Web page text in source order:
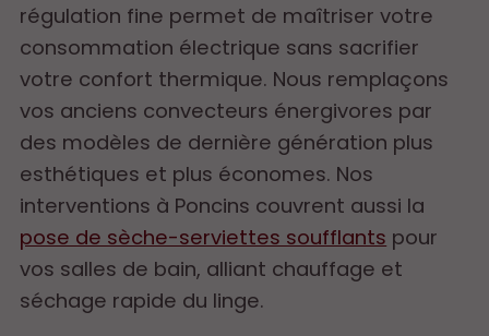
régulation fine permet de maîtriser votre
consommation électrique sans sacrifier
votre confort thermique. Nous remplaçons
vos anciens convecteurs énergivores par
des modèles de dernière génération plus
esthétiques et plus économes. Nos
interventions à Poncins couvrent aussi la
pose de sèche-serviettes soufflants pour
vos salles de bain, alliant chauffage et
séchage rapide du linge.